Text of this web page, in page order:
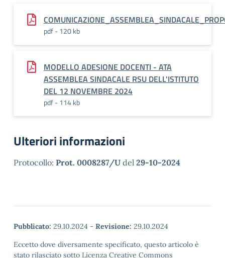
pdf - 120 kb
MODELLO ADESIONE DOCENTI - ATA
ASSEMBLEA SINDACALE RSU DELL'ISTITUTO
DEL 12 NOVEMBRE 2024
pdf - 114 kb
Ulteriori informazioni
Protocollo: Prot. 0008287/U del 29-10-2024
Pubblicato: 29.10.2024 - Revisione: 29.10.2024
Eccetto dove diversamente specificato, questo articolo è
stato rilasciato sotto Licenza Creative Commons